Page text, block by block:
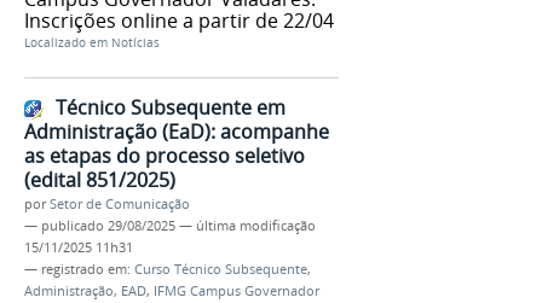
Inscrições online a partir de 22/04
Localizado em Notícias
Técnico Subsequente em
Administração (EaD): acompanhe
as etapas do processo seletivo
(edital 851/2025)
porSetor de Comunicação
— publicado 29/08/2025 — última modificação
15/11/2025 11h31
— registrado em: Curso Técnico Subsequente,
Administração, EAD, IFMG Campus Governador